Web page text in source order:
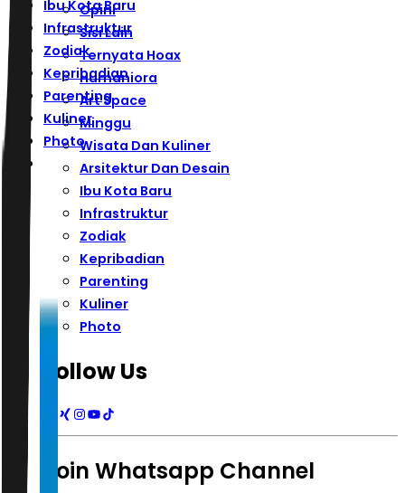
Ibu Kota Baru
Infrastruktur
Zodiak
Kepribadian
Parenting
Kuliner
Photo
Opini
Sisi Lain
Ternyata Hoax
Humaniora
Art Space
Minggu
Wisata Dan Kuliner
Arsitektur Dan Desain
Ibu Kota Baru
Infrastruktur
Zodiak
Kepribadian
Parenting
Kuliner
Photo
Follow Us
Join Whatsapp Channel